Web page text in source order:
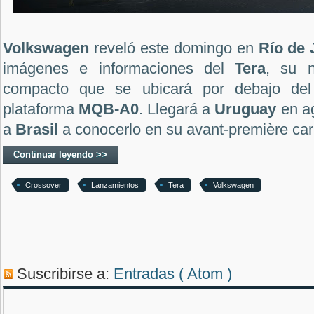
Volkswagen reveló este domingo en Río de
imágenes e informaciones del Tera, su
compacto que se ubicará por debajo
plataforma MQB-A0. Llegará a Uruguay en
a Brasil a conocerlo en su avant-première
Continuar leyendo >>
Crossover Lanzamientos Tera Volkswagen
Suscribirse a: Entradas ( Atom )